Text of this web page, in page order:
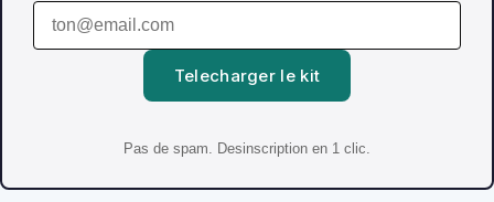
Telecharger le kit
Pas de spam. Desinscription en 1 clic.